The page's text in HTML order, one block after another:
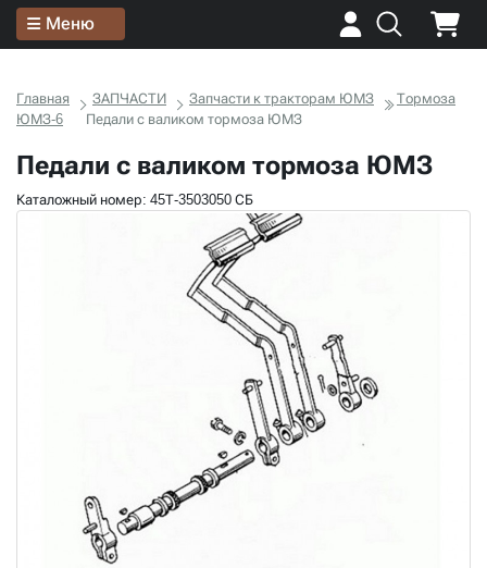
Меню
Главная ЗАПЧАСТИ Запчасти к тракторам ЮМЗ
Тормоза
ЮМЗ-6
Педали с валиком тормоза ЮМЗ
Педали с валиком тормоза ЮМЗ
Каталожный номер: 45Т-3503050 СБ